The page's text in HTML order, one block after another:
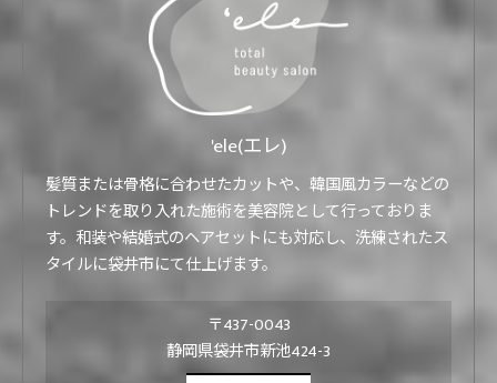
'ele(エレ)
髪質または骨格に合わせたカットや、韓国風カラーなどの
トレンドを取り入れた施術を美容院として行っておりま
す。和装や結婚式のヘアセットにも対応し、洗練されたス
タイルに袋井市にて仕上げます。
〒437-0043
静岡県袋井市新池424-3